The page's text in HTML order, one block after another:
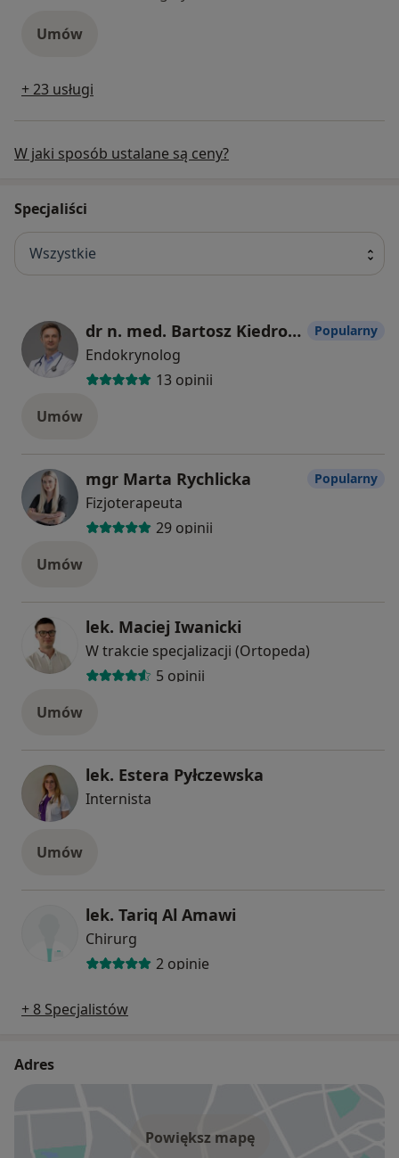
Umów
+ 23 usługi
W jaki sposób ustalane są ceny?
Specjaliści
Wszystkie
dr n. med. Bartosz Kiedrowicz
Endokrynolog
13 opinii
Popularny
Umów
mgr Marta Rychlicka
Fizjoterapeuta
29 opinii
Popularny
Umów
lek. Maciej Iwanicki
W trakcie specjalizacji (Ortopeda)
5 opinii
Umów
lek. Estera Pyłczewska
Internista
Umów
lek. Tariq Al Amawi
Chirurg
2 opinie
+ 8 Specjalistów
Adres
Powiększ mapę